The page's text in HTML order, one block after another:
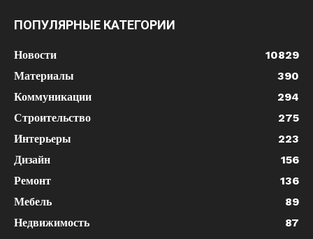
ПОПУЛЯРНЫЕ КАТЕГОРИИ
Новости
10829
Материалы
390
Коммуникации
294
Строительство
275
Интерьеры
223
Дизайн
156
Ремонт
136
Мебель
89
Недвижимость
87